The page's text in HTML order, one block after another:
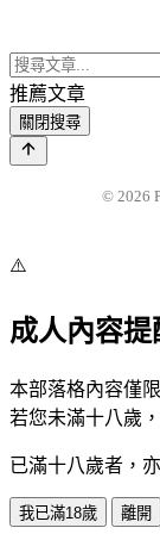
推薦文章
關閉搜尋
© 2026
⚠️
成人內容提
本部落格內容僅
若您未滿十八歲
已滿十八歲者，
我已滿18歲 離開